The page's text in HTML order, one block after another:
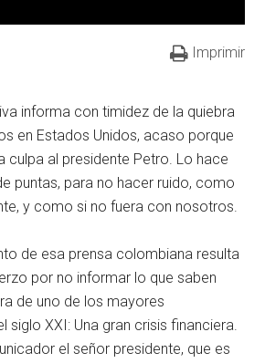
Imprimir
informa con timidez de la quiebra
en Estados Unidos, acaso porque
culpa al presidente Petro. Lo hace
puntas, para no hacer ruido, como
y como si no fuera con nosotros.
de esa prensa colombiana resulta
por no informar lo que saben
de uno de los mayores
siglo XXI: Una gran crisis financiera.
el señor presidente, que es